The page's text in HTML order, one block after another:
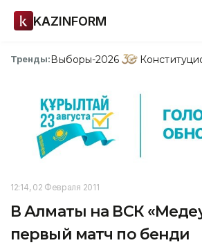
KAZINFORM
Тренды:Выборы-2026
12:14, 02 Февраля 2011
В Алматы на ВСК
первый матч по бенди